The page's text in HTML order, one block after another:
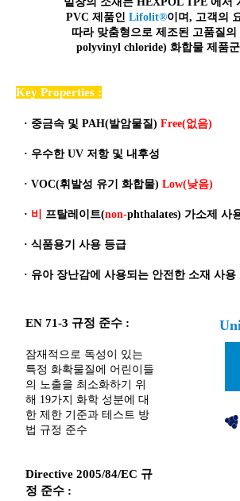
PVC 제품인 Lifolit®이며, 고객의
따라 맞춤형으로 제조된 고품질 의
polyvinyl chloride) 화합물 제품
Key Properties :
· 중금속 및 PAH(발암물질) Free(없음)
· 우수한 UV 저항 및 내후성
· VOC(휘발성 유기 화합물) Low(낮음)
· 비 프탈레이트(non-phthalates) 가소제 사
· 식품용기 사용 등급
· 유아 장난감에 사용되는 안전한 소재 사용
EN 71-3 규정 준수 :
잠재적으로 독성이 있는
특정 화확물질에 어린이들
의 노출을 최소화하기 위
해 19가지 화학 성분에 대
한 제한 기준과 테스트 방
법 규정 준수
Directive 2005/84/EC 규
정 준수 :